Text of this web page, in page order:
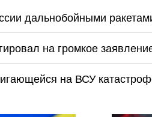
дальнобойными
на громкое
на ВСУ